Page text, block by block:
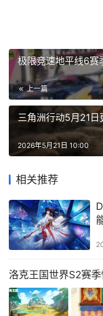
极限竞速地平线6赛
上一篇
三角洲行动5月21
2026年5月21日 10:00
相关推荐
洛克王国世界S2赛